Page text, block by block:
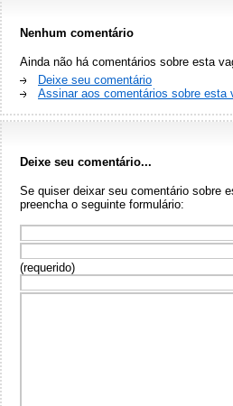
Nenhum comentário
Ainda não há comentários sobre esta
Deixe seu comentário
Assinar aos comentários sobre esta
Deixe seu comentário...
Se quiser deixar seu comentário sobre
preencha o seguinte formulário:
(requerido)